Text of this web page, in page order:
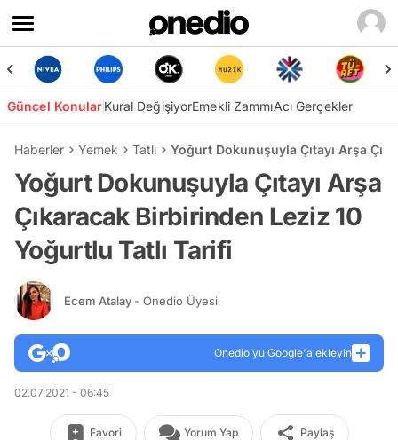
Güncel KonularKural DeğişiyorEmekli ZammıAcı Gerçekler
Haberler Yemek Tatlı Yoğurt Dokunuşuyla Çıtayı Arşa
Yoğurt Dokunuşuyla Çıtayı Arşa
Çıkaracak Birbirinden Leziz 10
Yoğurtlu Tatlı Tarifi
Ecem Atalay - Onedio Üyesi
Onedio’yu Google'a ekleyin
02.07.2021 - 06:45
Favori Yorum Yap Paylaş